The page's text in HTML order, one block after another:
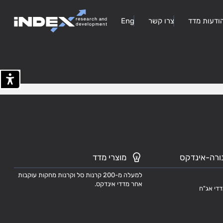
מדד צרו קשר Eng
אינדקס
אג"ח
מוצרי מדד
למעלה מ-200 קרנות סל וקרנות מחקות עוקבות
אחר מדדי אינדקס.